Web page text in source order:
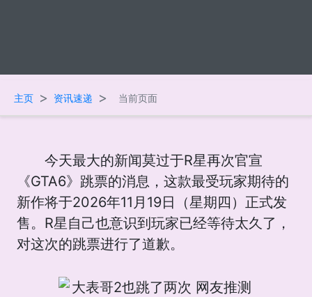
主页 > 资讯速递 > 当前页面
今天最大的新闻莫过于R星再次官宣
《GTA6》跳票的消息，这款最受玩家期待的
新作将于2026年11月19日（星期四）正式发
售。R星自己也意识到玩家已经等待太久了，
对这次的跳票进行了道歉。